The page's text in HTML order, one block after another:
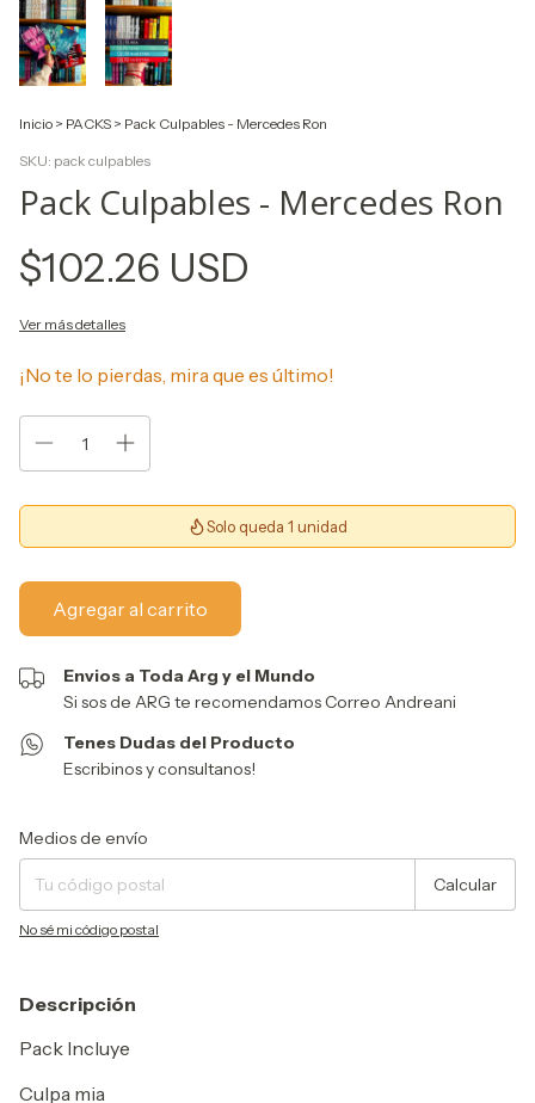
Inicio > PACKS > Pack Culpables - Mercedes Ron
SKU: pack culpables
Pack Culpables - Mercedes Ron
$102.26 USD
Ver más detalles
¡No te lo pierdas, mira que es último!
Solo queda 1 unidad
Envios a Toda Arg y el Mundo
Si sos de ARG te recomendamos Correo Andreani
Tenes Dudas del Producto
Escribinos y consultanos!
Entregas para el CP:
Medios de envío
Calcular
No sé mi código postal
Descripción
Pack Incluye
Culpa mia